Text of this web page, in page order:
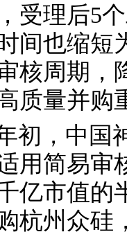
受理后5
间也缩短
核周期，
质量并购
初，中国
用简易
亿市值的
杭州众硅